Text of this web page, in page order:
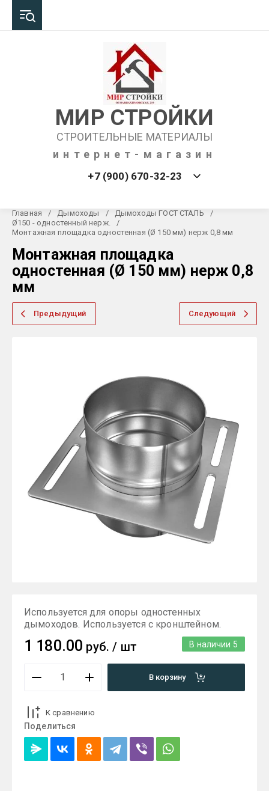
МИР СТРОЙКИ
СТРОИТЕЛЬНЫЕ МАТЕРИАЛЫ
интернет-магазин
+7 (900) 670-32-23
Главная / Дымоходы / Дымоходы ГОСТ СТАЛЬ
/
Ø150 - одностенный нерж.
/
Монтажная площадка одностенная (Ø 150 мм) нерж 0,8 мм
Монтажная площадка
одностенная (Ø 150 мм) нерж 0,8
мм
Предыдущий Следующий
Используется для опоры одностенных
дымоходов. Используется с кронштейном.
В наличии 5
1 180.00 руб. / шт
В корзину
К сравнению
Поделиться